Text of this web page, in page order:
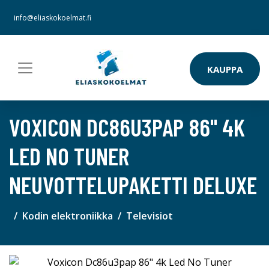
info@eliaskokoelmat.fi
KAUPPA
VOXICON DC86U3PAP 86" 4K
LED NO TUNER
NEUVOTTELUPAKETTI DELUXE
Kodin elektroniikka Televisiot